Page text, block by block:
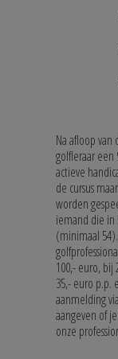
Na afloop
golfleraar
actieve
de cursus
worden
iemand die in
(minimaal
100,- euro, bij
35,- euro p.p.
aanmelding
aangeven of
onze